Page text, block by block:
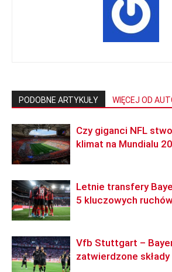
PODOBNE ARTYKUŁY WIĘCEJ OD
Czy giganci NFL
klimat na Mundialu
Letnie transfery
5 kluczowych
Vfb Stuttgart –
zatwierdzone